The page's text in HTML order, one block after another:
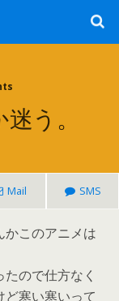
う。
Mail SMS
かこのアニメは
ので仕方なく
寒い寒いって